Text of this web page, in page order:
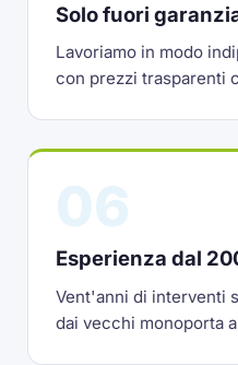
Solo fuori
Lavoriamo in modo
con prezzi trasparenti
Esperienza dal
Vent'anni di interventi
dai vecchi monoporta